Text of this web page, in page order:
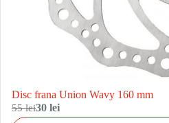
Disc frana Union Wavy 160 mm
55 lei30 lei